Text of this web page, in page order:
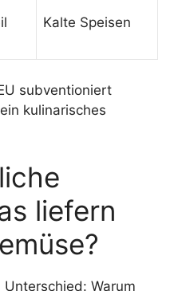
Kalte Speisen
subventioniert
kulinarisches
liefern
Warum